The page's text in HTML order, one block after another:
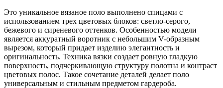
Это уникальное вязаное поло выполнено спицами с
использованием трех цветовых блоков: светло-серого,
бежевого и сиреневого оттенков. Особенностью модели
является аккуратный воротник с небольшим V-образным
вырезом, который придает изделию элегантность и
оригинальность. Техника вязки создает ровную гладкую
поверхность, подчеркивающую структуру полотна и контраст
цветовых полос. Такое сочетание деталей делает поло
универсальным и стильным предметом гардероба.